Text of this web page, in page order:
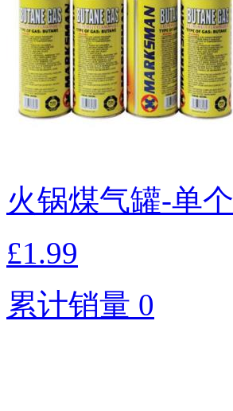
火锅煤气罐-单个
£1.99
累计销量 0